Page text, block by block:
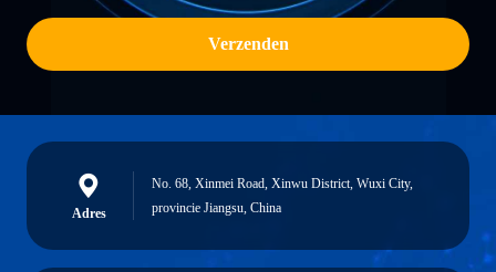
Verzenden
Adres
No. 68, Xinmei Road, Xinwu District, Wuxi City,
provincie Jiangsu, China